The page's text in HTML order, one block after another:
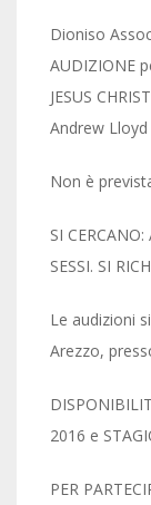
Dioniso
AUDIZIONE
JESUS
Andrew
Non è
SI
SESSI. SI
Le audizioni
Arezzo,
2016 e
PER